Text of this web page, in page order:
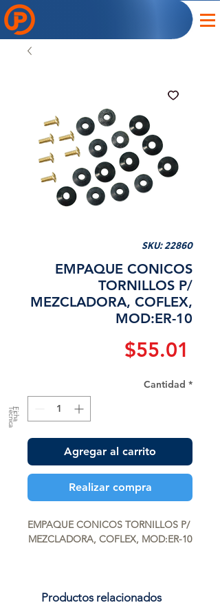
F
ic
h
a
T
é
c
n
ic
a
SKU: 22860
EMPAQUE CONICOS
TORNILLOS P/
MEZCLADORA, COFLEX,
MOD:ER-10
$55.01
Cantidad *
Agregar al carrito
Realizar compra
EMPAQUE CONICOS TORNILLOS P/
MEZCLADORA, COFLEX, MOD:ER-10
Productos relacionados